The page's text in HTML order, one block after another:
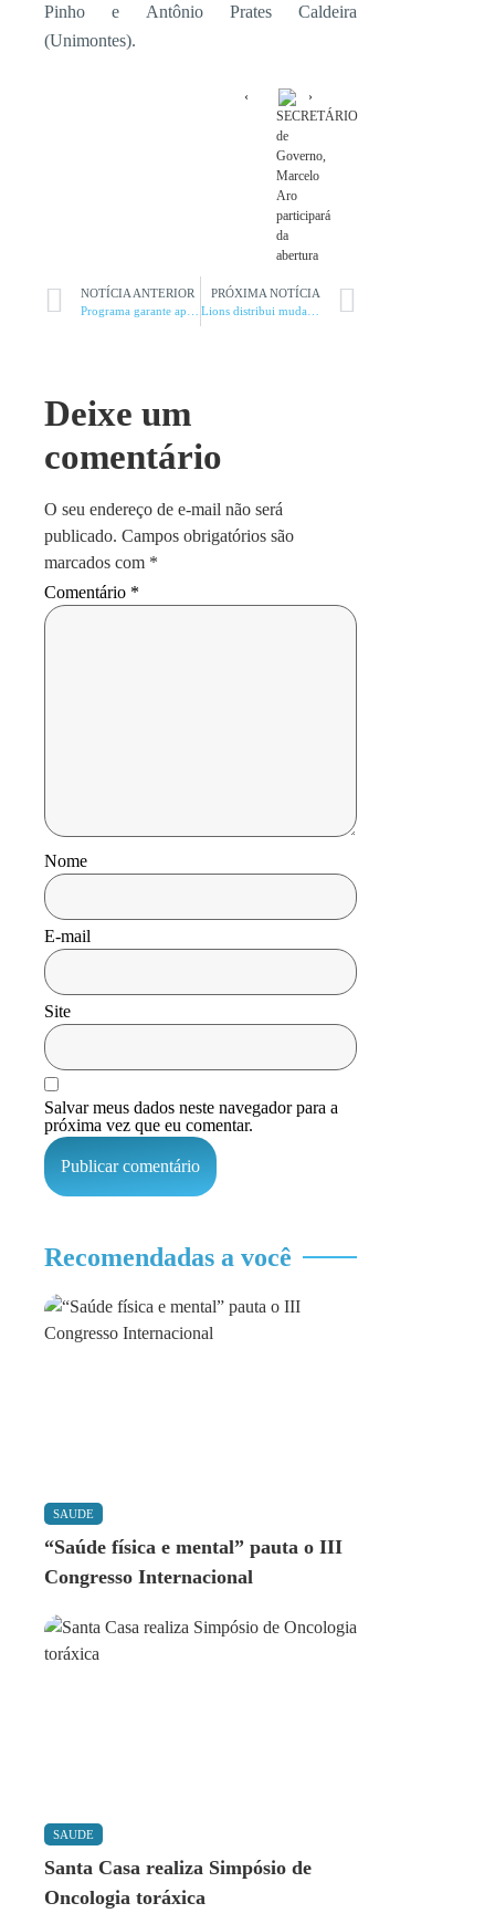
Pinho e Antônio Prates Caldeira
(Unimontes).
SECRETÁRIO
de
Governo,
Marcelo
Aro
participará
da
abertura
NOTÍCIA ANTERIOR
PRÓXIMA NOTÍCIA
Deixe um
comentário
O seu endereço de e-mail não será
publicado. Campos obrigatórios são
marcados com *
Comentário *
Nome
E-mail
Site
Salvar meus dados neste navegador para a
próxima vez que eu comentar.
Recomendadas a você
SAUDE
“Saúde física e mental” pauta o III
Congresso Internacional
SAUDE
Santa Casa realiza Simpósio de
Oncologia toráxica